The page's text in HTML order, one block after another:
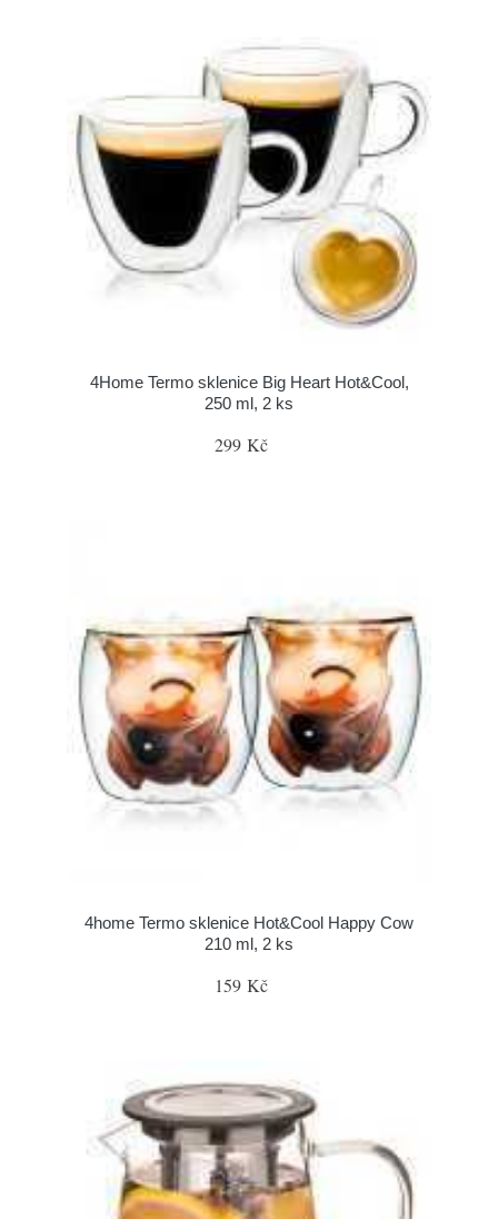
4Home Termo sklenice Big Heart Hot&Cool,
250 ml, 2 ks
299 Kč
4home Termo sklenice Hot&Cool Happy Cow
210 ml, 2 ks
159 Kč